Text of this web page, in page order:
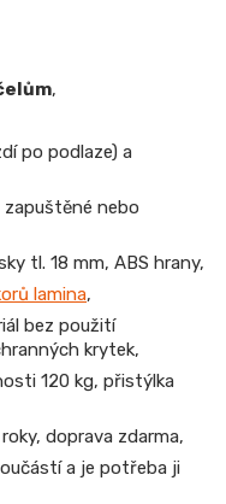
,
po podlaze) a
zapuštěné nebo
tl. 18 mm, ABS hrany,
lamina,
bez použití
krytek,
120 kg, přistýlka
doprava zdarma,
a je potřeba ji